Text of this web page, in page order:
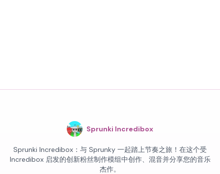
Sprunki Incredibox
Sprunki Incredibox：与 Sprunky 一起踏上节奏之旅！在这个受
Incredibox 启发的创新粉丝制作模组中创作、混音并分享您的音乐
杰作。